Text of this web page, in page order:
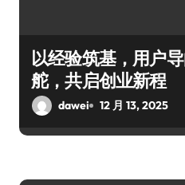
以经验筑基，用户
舵，共启创业新程
dawei 12 月 13, 2025